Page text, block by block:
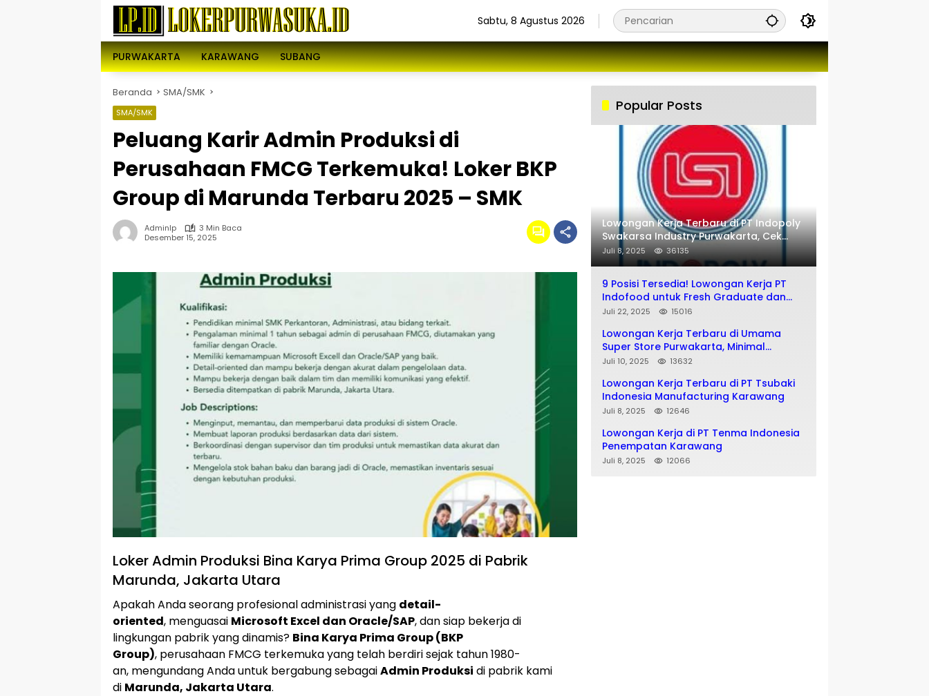
Sabtu, 8 Agustus 2026
PURWAKARTA KARAWANG SUBANG
Beranda SMA/SMK
SMA/SMK
Peluang Karir Admin Produksi di
Perusahaan FMCG Terkemuka! Loker BKP
Group di Marunda Terbaru 2025 – SMK
Adminlp
3 Min Baca
Desember 15, 2025
Loker Admin Produksi Bina Karya Prima Group 2025 di Pabrik
Marunda, Jakarta Utara
Apakah Anda seorang profesional administrasi yang detail-
oriented, menguasai Microsoft Excel dan Oracle/SAP, dan siap bekerja di
lingkungan pabrik yang dinamis? Bina Karya Prima Group (BKP
Group), perusahaan FMCG terkemuka yang telah berdiri sejak tahun 1980-
an, mengundang Anda untuk bergabung sebagaiAdmin Produksi di pabrik kami
di Marunda, Jakarta Utara.
Popular Posts
Lowongan Kerja Terbaru di PT Indopoly
Swakarsa Industry Purwakarta, Cek
Selengkapnya disini
Juli 8, 2025 36135
9 Posisi Tersedia! Lowongan Kerja PT
Indofood untuk Fresh Graduate dan
Tamatan SMA SMK
Juli 22, 2025 15016
Lowongan Kerja Terbaru di Umama
Super Store Purwakarta, Minimal
Lulusan SMA SMK
Juli 10, 2025 13632
Lowongan Kerja Terbaru di PT Tsubaki
Indonesia Manufacturing Karawang
Juli 8, 2025 12646
Lowongan Kerja di PT Tenma Indonesia
Penempatan Karawang
Juli 8, 2025 12066